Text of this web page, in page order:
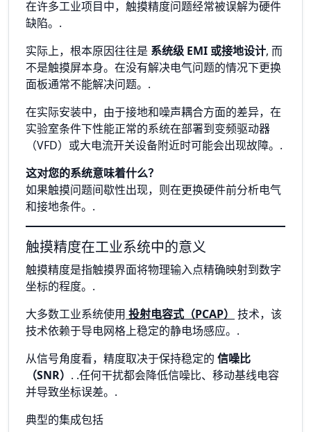
在许多工业项目中，触摸精度问题经常被误解为硬件
缺陷。.
实际上，根本原因往往是 系统级 EMI 或接地设计, 而
不是触摸屏本身。在没有解决电气问题的情况下更换
面板通常不能解决问题。.
在实际安装中，由于接地和噪声耦合方面的差异，在
实验室条件下性能正常的系统在部署到变频驱动器
（VFD）或大电流开关设备附近时可能会出现故障。.
这对您的系统意味着什么？
如果触摸问题间歇性出现，则在更换硬件前分析电气
和接地条件。.
触摸精度在工业系统中的意义
触摸精度是指触摸界面将物理输入点精确映射到数字
坐标的程度。.
大多数工业系统使用 投射电容式（PCAP）
技术，该
技术依赖于导电网格上稳定的静电场感应。.
从信号角度看，精度取决于保持稳定的 信噪比
（SNR） . .任何干扰都会降低信噪比、移动基线电容
并导致坐标误差。.
典型的集成包括